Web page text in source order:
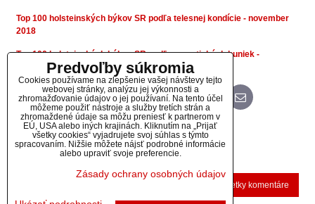
Top 100 holsteinských býkov SR podľa telesnej kondície - november
2018
Top 100 holsteinských býkov SR podľa somatických buniek -
november 2018
FacebookTwitter Bluesky PinterestReddit LinkedIn WhatsAppE-
mail
Diskusia
(0 komentárov)
Zobraziť všetky komentáre
Predvoľby súkromia
Cookies používame na zlepšenie vašej návštevy tejto
webovej stránky, analýzu jej výkonnosti a
zhromažďovanie údajov o jej používaní. Na tento účel
môžeme použiť nástroje a služby tretích strán a
zhromaždené údaje sa môžu preniesť k partnerom v
EÚ, USA alebo iných krajinách. Kliknutím na „Prijať
všetky cookies“ vyjadrujete svoj súhlas s týmto
spracovaním. Nižšie môžete nájsť podrobné informácie
alebo upraviť svoje preferencie.
Zásady ochrany osobných údajov